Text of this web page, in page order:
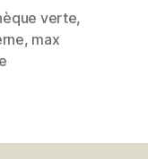
»
verte,
, max